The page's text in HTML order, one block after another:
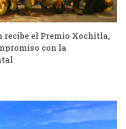
recibe el Premio Xochitla,
con la